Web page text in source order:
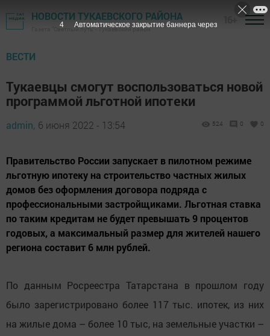
НОВОСТИ ТУКАЕВСКОГО РАЙОНА
Газета "Светлый путь" - Тукаевский район
ВЕСТИ
Тукаевцы смогут воспользоваться новой
программой льготной ипотеки
admin, 6 июня 2022 - 13:54 524 0 0
Правительство России запускает в пилотном режиме
льготную ипотеку на строительство частных жилых
домов без оформления договора подряда с
профессиональными застройщиками. Льготная ставка
по таким кредитам не будет превышать 9 процентов
годовых, а максимальный размер для жителей нашего
региона составит 6 млн рублей.
По данным Росреестра Татарстана в прошлом году
было зарегистрировано более 117 тыс. ипотек, из них
на жилые дома – более 10 тыс, на земельные участки –
3 Автоматическое закрытие баннера через